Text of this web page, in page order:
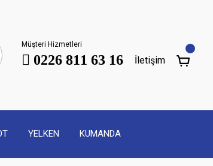
Müşteri Hizmetleri
0226 811 63 16 İletişim
YELKEN KUMANDA